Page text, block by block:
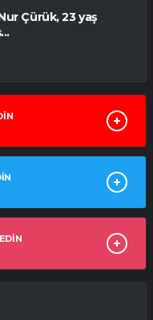
Çürük, 23 yaş